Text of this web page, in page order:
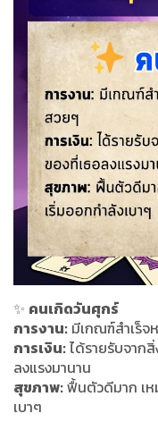
✨ คนเกิดวันศุกร์
การงาน: มีเกณฑ์สำเร็จ
การเงิน:ได้รายรับจาก
ลงแรงมานาน
สุขภาพ:ฟื้นตัวดีมาก เห
เบาๆ